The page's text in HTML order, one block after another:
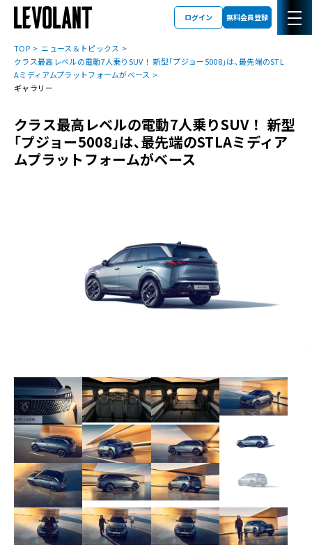
ログイン 無料会員登録
TOP
ニュース＆トピックス
クラス最高レベルの電動7人乗りSUV！ 新型｢プジョー5008｣は､最先端のSTL
Aミディアムプラットフォームがベース
ギャラリー
クラス最高レベルの電動7人乗りSUV！ 新型
｢プジョー5008｣は､最先端のSTLAミディア
ムプラットフォームがベース